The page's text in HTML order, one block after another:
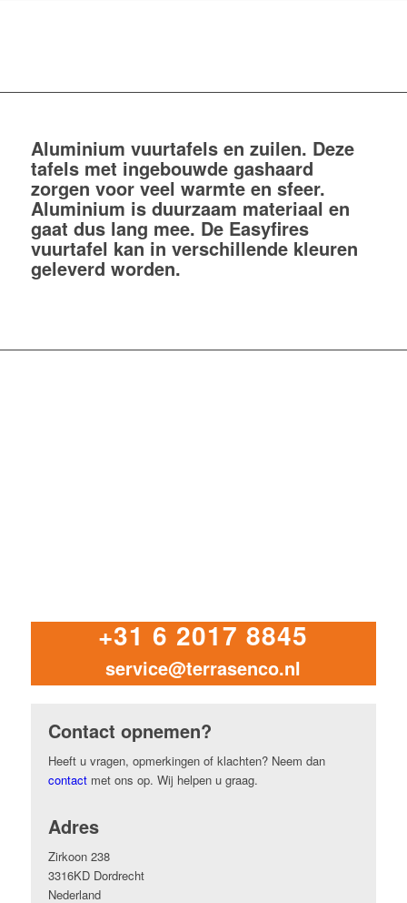
Aluminium vuurtafels en zuilen. Deze
tafels met ingebouwde gashaard
zorgen voor veel warmte en sfeer.
Aluminium is duurzaam materiaal en
gaat dus lang mee. De Easyfires
vuurtafel kan in verschillende kleuren
geleverd worden.
+31 6 2017 8845
service@terrasenco.nl
Contact opnemen?
Heeft u vragen, opmerkingen of klachten? Neem dan
contactmet ons op. Wij helpen u graag.
Adres
Zirkoon 238
3316KD Dordrecht
Nederland